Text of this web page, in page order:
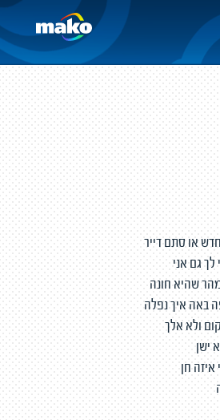
או סתם דייר
לך גם אני
שהיא חונה
באה איך נפלה
ולא אלך
ישן
חן